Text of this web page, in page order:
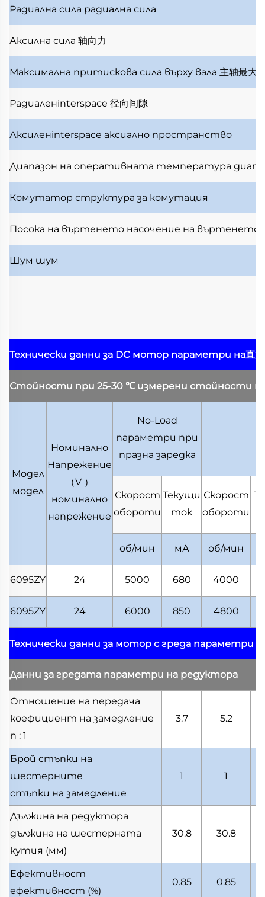
Радиална сила радиална сила
Аксилна сила 轴向力
Максимална притискова сила върху вала 主轴最大
Радиаленinterspace 径向间隙
Аксиленinterspace аксиално пространство
Диапазон на оперативната температура
Комутатор структура за комутация
Посока на въртенето насочение на въртенето
Шум шум
Технически данни за DC мотор параметри на直
Стойности при 25-30 ℃ измерени стойности
Модел
модел
Номинално
Напрежение
（V ）
номинално
напрежение
No-Load
параметри при
празна заредка
Скорост
обороти
Текущи
ток
Скорост
обороти
об/мин мА об/мин
6095ZY 24 5000 680 4000
6095ZY 24 6000 850 4800
Технически данни за мотор с греда параметри
Данни за гредата параметри на редуктора
Отношение на передача
коефициент на замедление
n : 1
3.7 5.2
Брой стъпки на
шестерните
стъпки на замедление
1 1
Дължина на редуктора
дължина на шестерната
кутия (мм)
30.8 30.8
Ефективност
ефективност (%)
0.85 0.85